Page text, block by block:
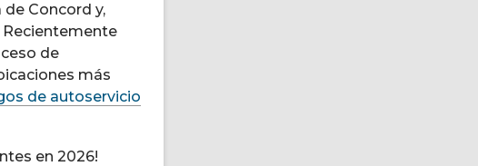
Concord y,
Recientemente
de
más
de autoservicio
en 2026!